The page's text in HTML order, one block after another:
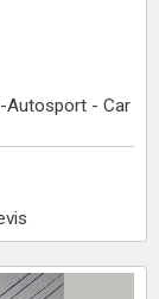
Autosport - Car